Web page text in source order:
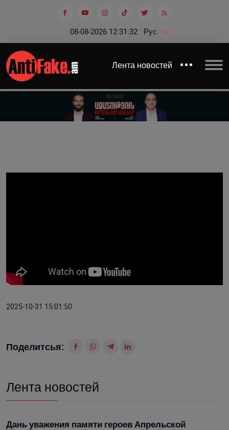
08-08-2026 12:31:32 Рус
Лента новостей
2025-10-31 15:01:50
Поделитсья:
Лента новостей
Дань уважения памяти героев Апрельской